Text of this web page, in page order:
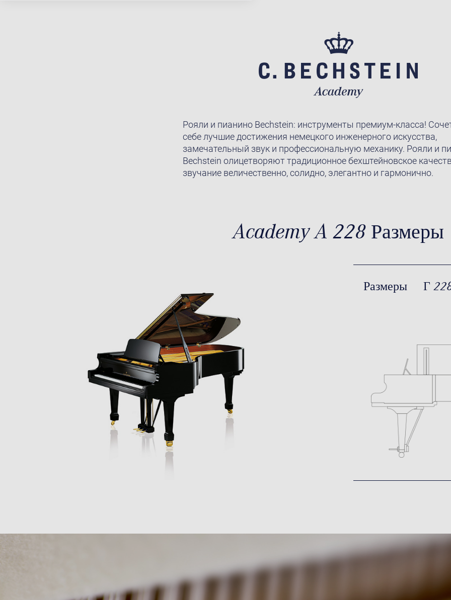
Рояли и пианино Bechstein: инструменты премиум-класса!
себе лучшие достижения немецкого инженерного искусства,
замечательный звук и профессиональную механику. Рояли и
Bechstein олицетворяют традиционное бехштейновское
звучание величественно, солидно, элегантно и гармонично.
Academy A 228 Размеры
Размеры Г